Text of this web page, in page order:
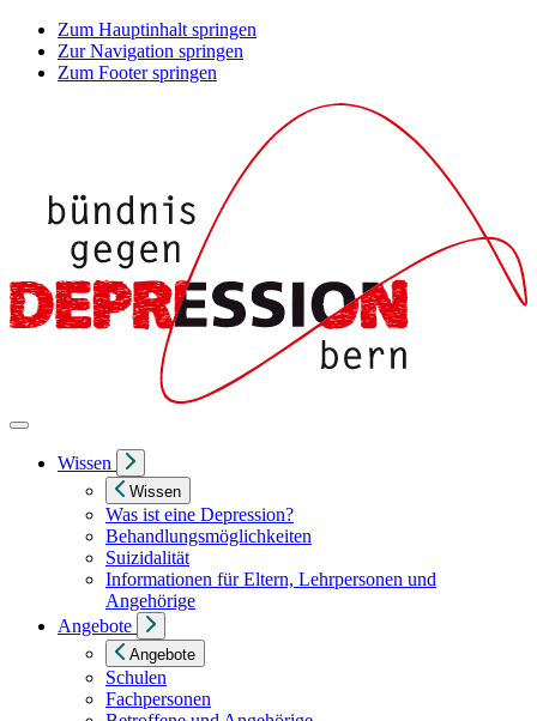
Zum Hauptinhalt springen
Zur Navigation springen
Zum Footer springen
Wissen
Wissen
Was ist eine Depression?
Behandlungsmöglichkeiten
Suizidalität
Informationen für Eltern, Lehrpersonen und
Angehörige
Angebote
Angebote
Schulen
Fachpersonen